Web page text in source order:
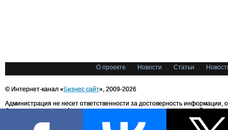
О проекте Новости Статьи
© Интернет-канал «Бизнес сайт», 2009-2026
Администрация не несет ответственности за достоверность информации,
блоггерами портала. Администрация не предоставляет справочной
Все права на любые материалы, опубликованные на сайте, защищены в